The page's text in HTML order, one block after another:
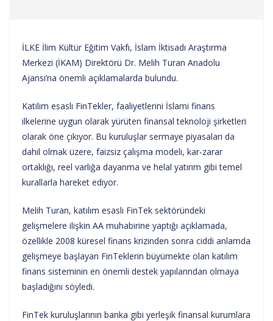
İLKE İlim Kültür Eğitim Vakfı, İslam İktisadı Araştırma
Merkezi (İKAM) Direktörü Dr. Melih Turan Anadolu
Ajansı’na önemli açıklamalarda bulundu.
Katılım esaslı FinTekler, faaliyetlerini İslami finans
ilkelerine uygun olarak yürüten finansal teknoloji şirketleri
olarak öne çıkıyor. Bu kuruluşlar sermaye piyasaları da
dahil olmak üzere, faizsiz çalışma modeli, kar-zarar
ortaklığı, reel varlığa dayanma ve helal yatırım gibi temel
kurallarla hareket ediyor.
Melih Turan, katılım esaslı FinTek sektöründeki
gelişmelere ilişkin AA muhabirine yaptığı açıklamada,
özellikle 2008 küresel finans krizinden sonra ciddi anlamda
gelişmeye başlayan FinTeklerin büyümekte olan katılım
finans sisteminin en önemli destek yapılarından olmaya
başladığını söyledi.
FinTek kuruluşlarının banka gibi yerleşik finansal kurumlara